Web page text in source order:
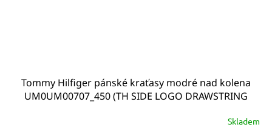
Tommy Hilfiger pánské kraťasy modré nad kolena
UM0UM00707_450 (TH SIDE LOGO DRAWSTRING
Skladem